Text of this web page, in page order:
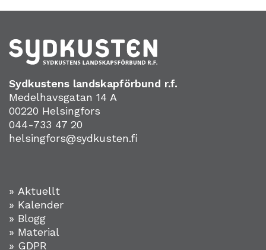
Sydkustens landskapförbund r.f.
Medelhavsgatan 14 A
00220 Helsingfors
044-733 47 20
helsingfors@sydkusten.fi
» Aktuellt
» Kalender
» Blogg
» Material
» GDPR